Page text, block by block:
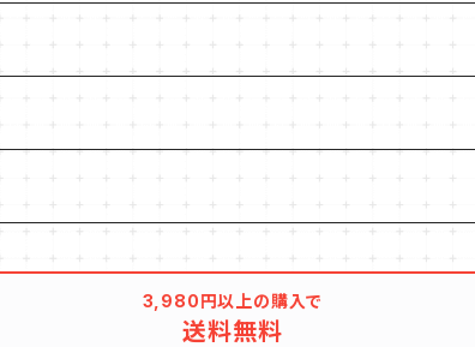
3,980円以上の購入で
送料無料